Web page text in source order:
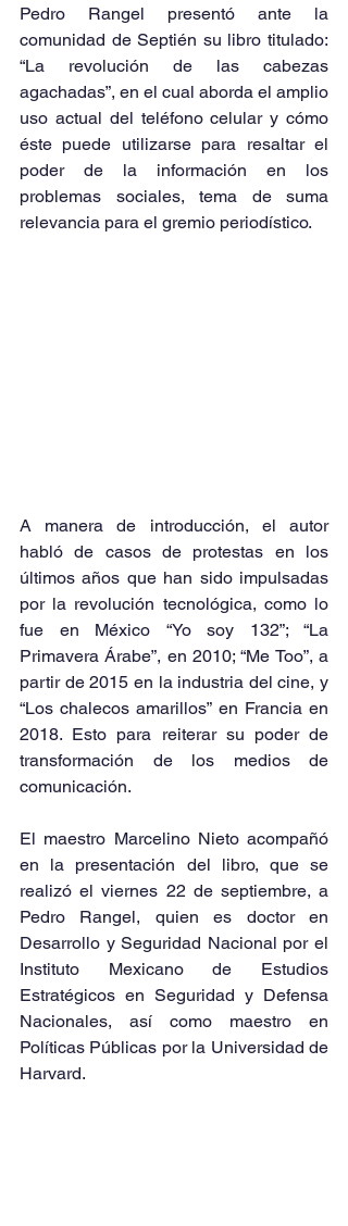
Pedro Rangel presentó ante la
comunidad de Septién su libro titulado:
“La revolución de las cabezas
agachadas”, en el cual aborda el amplio
uso actual del teléfono celular y cómo
éste puede utilizarse para resaltar el
poder de la información en los
problemas sociales, tema de suma
relevancia para el gremio periodístico.
A manera de introducción, el autor
habló de casos de protestas en los
últimos años que han sido impulsadas
por la revolución tecnológica, como lo
fue en México “Yo soy 132”; “La
Primavera Árabe”, en 2010; “Me Too”, a
partir de 2015 en la industria del cine, y
“Los chalecos amarillos” en Francia en
2018. Esto para reiterar su poder de
transformación de los medios de
comunicación.
El maestro Marcelino Nieto acompañó
en la presentación del libro, que se
realizó el viernes 22 de septiembre, a
Pedro Rangel, quien es doctor en
Desarrollo y Seguridad Nacional por el
Instituto Mexicano de Estudios
Estratégicos en Seguridad y Defensa
Nacionales, así como maestro en
Políticas Públicas por la Universidad de
Harvard.